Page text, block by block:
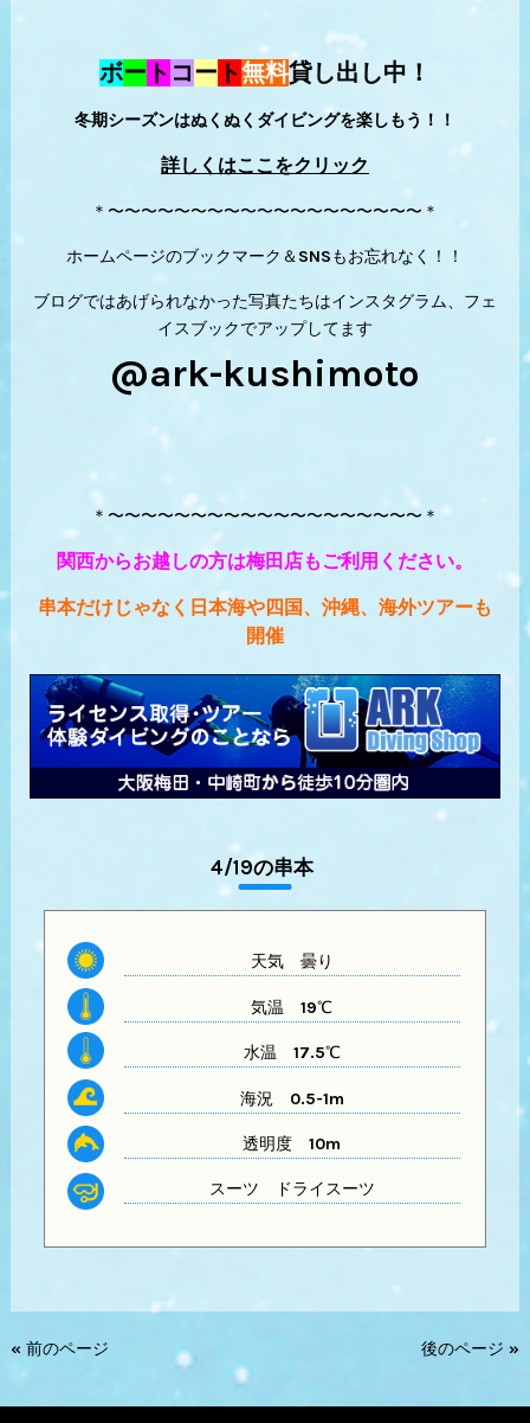
ボー ト コー ト無料貸し出し中！
冬期シーズンはぬくぬくダイビングを楽しもう！！
詳しくはここをクリック
＊〜〜〜〜〜〜〜〜〜〜〜〜〜〜〜〜〜〜〜＊
ホームページのブックマーク＆SNSもお忘れなく！！
ブログではあげられなかった写真たちはインスタグラム、フェ
イスブックでアップしてます
@ark-kushimoto
＊〜〜〜〜〜〜〜〜〜〜〜〜〜〜〜〜〜〜〜＊
関西からお越しの方は梅田店もご利用ください。
串本だけじゃなく日本海や四国、沖縄、海外ツアーも
開催
4/19の串本
天気曇り
気温 19℃
水温 17.5℃
海況 0.5-1m
透明度 10m
スーツ ドライスーツ
« 前のページ 後のページ »